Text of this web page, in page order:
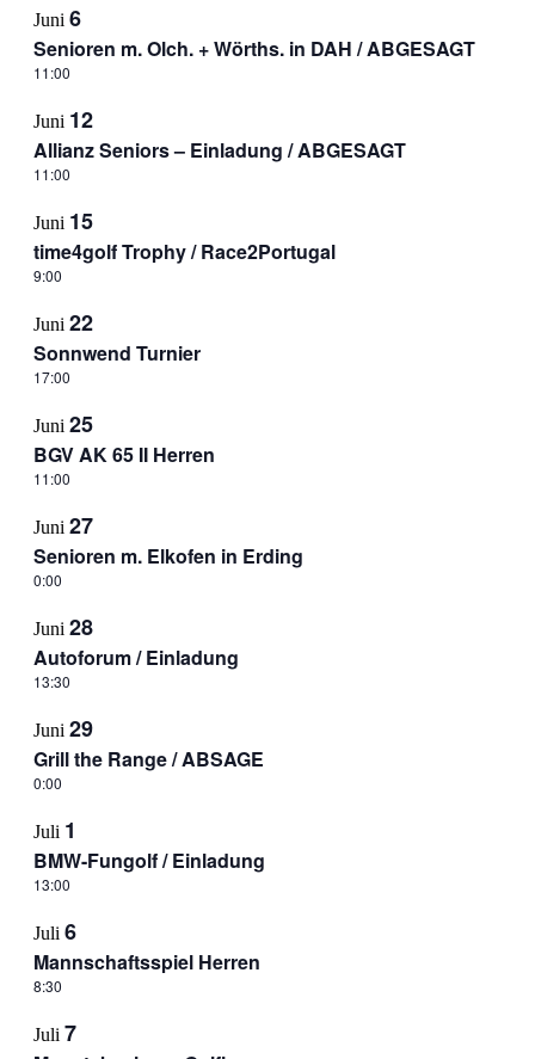
Juni 6
Senioren m. Olch. + Wörths. in DAH / ABGESAGT
11:00
Juni 12
Allianz Seniors – Einladung / ABGESAGT
11:00
Juni 15
time4golf Trophy / Race2Portugal
9:00
Juni 22
Sonnwend Turnier
17:00
Juni 25
BGV AK 65 II Herren
11:00
Juni 27
Senioren m. Elkofen in Erding
0:00
Juni 28
Autoforum / Einladung
13:30
Juni 29
Grill the Range / ABSAGE
0:00
Juli 1
BMW-Fungolf / Einladung
13:00
Juli 6
Mannschaftsspiel Herren
8:30
Juli 7